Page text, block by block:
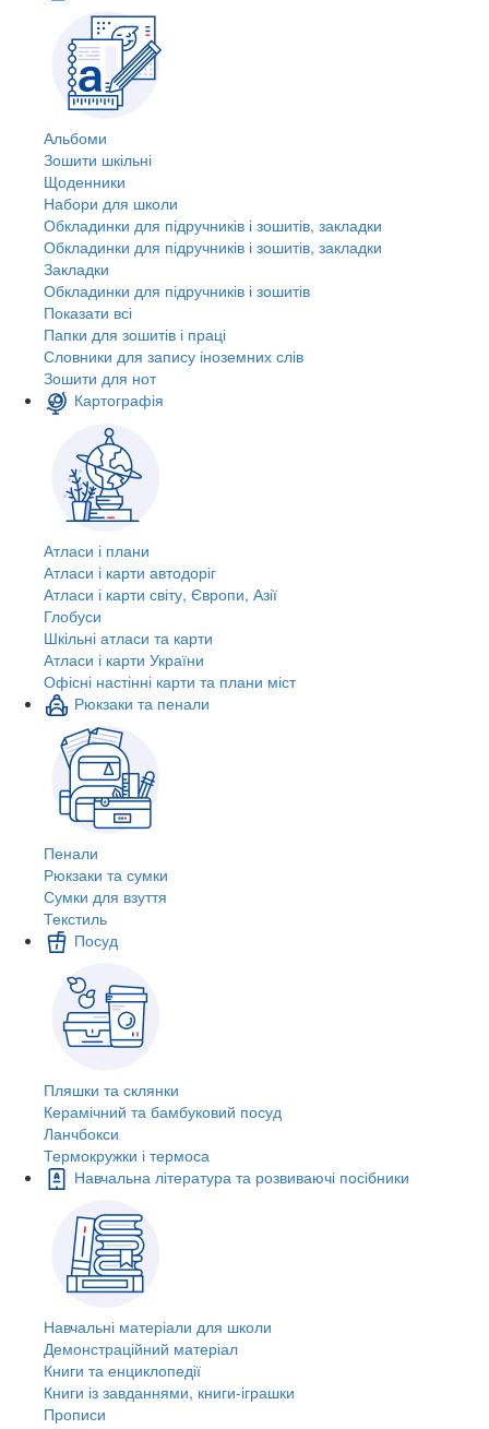
Альбоми
Зошити шкільні
Щоденники
Набори для школи
Обкладинки для підручників і зошитів, закладки
Обкладинки для підручників і зошитів, закладки
Закладки
Обкладинки для підручників і зошитів
Показати всі
Папки для зошитів і праці
Словники для запису іноземних слів
Зошити для нот
Картографія
Атласи і плани
Атласи і карти автодоріг
Атласи і карти світу, Європи, Азії
Глобуси
Шкільні атласи та карти
Атласи і карти України
Офісні настінні карти та плани міст
Рюкзаки та пенали
Пенали
Рюкзаки та сумки
Сумки для взуття
Текстиль
Посуд
Пляшки та склянки
Керамічний та бамбуковий посуд
Ланчбокси
Термокружки і термоса
Навчальна література та розвиваючі посібники
Навчальні матеріали для школи
Демонстраційний матеріал
Книги та енциклопедії
Книги із завданнями, книги-іграшки
Прописи